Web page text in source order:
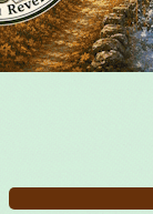
Cliquez pour éditer